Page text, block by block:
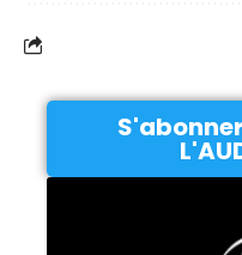
S'abonner